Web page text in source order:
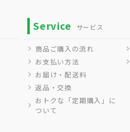
Service サービス
商品ご購入の流れ
お支払い方法
お届け・配送料
返品・交換
おトクな「定期購入」に
ついて